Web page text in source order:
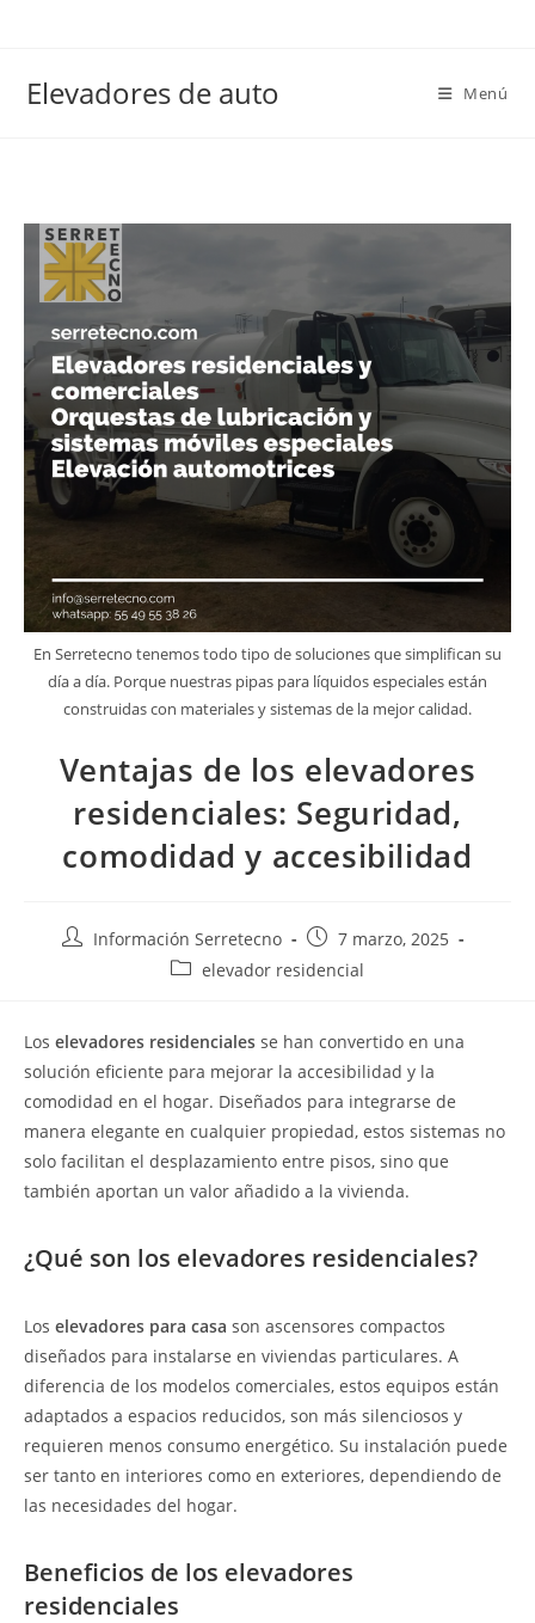
Elevadores de auto Menú
En Serretecno tenemos todo tipo de soluciones que simplifican su
día a día. Porque nuestras pipas para líquidos especiales están
construidas con materiales y sistemas de la mejor calidad.
Ventajas de los elevadores
residenciales: Seguridad,
comodidad y accesibilidad
Información Serretecno
7 marzo, 2025
elevador residencial
Los elevadores residenciales se han convertido en una
solución eficiente para mejorar la accesibilidad y la
comodidad en el hogar. Diseñados para integrarse de
manera elegante en cualquier propiedad, estos sistemas no
solo facilitan el desplazamiento entre pisos, sino que
también aportan un valor añadido a la vivienda.
¿Qué son los elevadores residenciales?
Los elevadores para casa son ascensores compactos
diseñados para instalarse en viviendas particulares. A
diferencia de los modelos comerciales, estos equipos están
adaptados a espacios reducidos, son más silenciosos y
requieren menos consumo energético. Su instalación puede
ser tanto en interiores como en exteriores, dependiendo de
las necesidades del hogar.
Beneficios de los elevadores
residenciales